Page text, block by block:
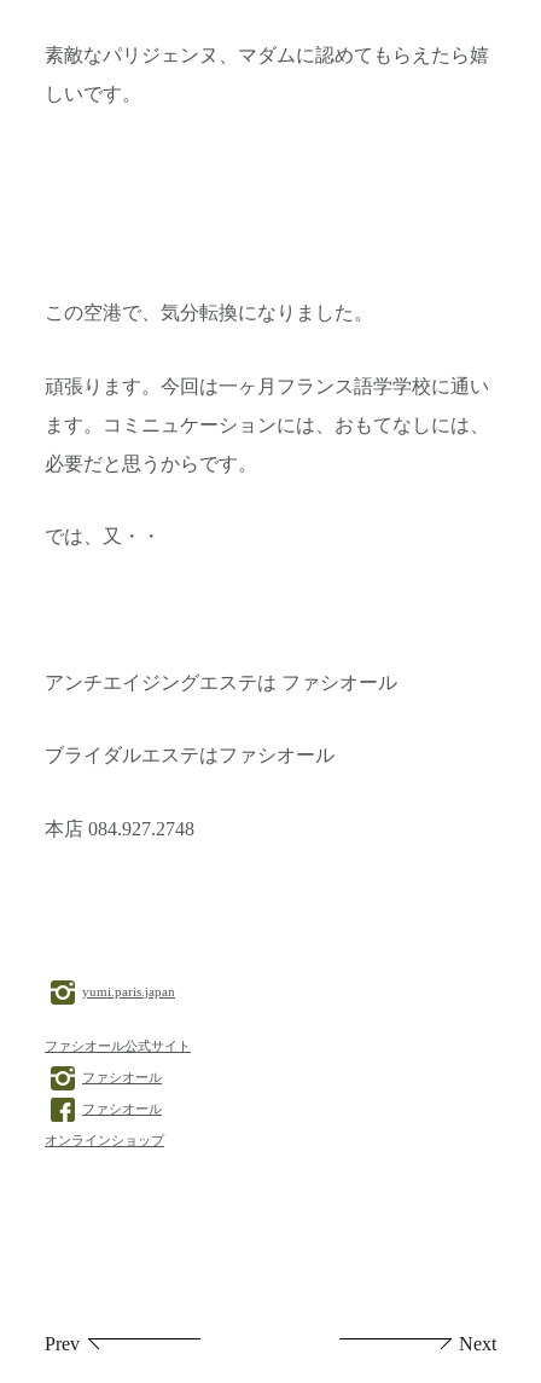
素敵なパリジェンヌ、マダムに認めてもらえたら嬉
しいです。
この空港で、気分転換になりました。
頑張ります。今回は一ヶ月フランス語学学校に通い
ます。コミニュケーションには、おもてなしには、
必要だと思うからです。
では、又・・
アンチエイジングエステは ファシオール
ブライダルエステはファシオール
本店 084.927.2748
yumi.paris.japan
ファシオール公式サイト
ファシオール
ファシオール
オンラインショップ
Prev Next